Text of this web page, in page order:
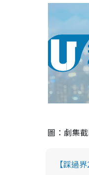
圖：劇集
【踩過